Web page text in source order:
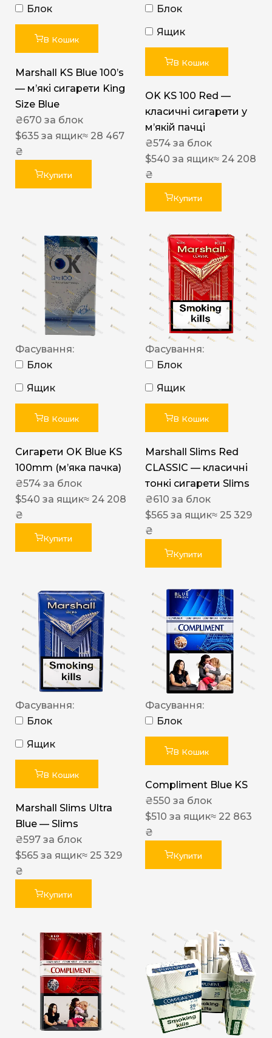
Блок
В Кошик
Marshall KS Blue 100’s
— м’які сигарети King
Size Blue
₴670 за блок
$635 за ящик≈ 28 467
₴
Купити
Блок
Ящик
В Кошик
OK KS 100 Red —
класичні сигарети у
м’якій пачці
₴574 за блок
$540 за ящик≈ 24 208
₴
Купити
Фасування:
Блок
Ящик
В Кошик
Сигарети OK Blue KS
100mm (м’яка пачка)
₴574 за блок
$540 за ящик≈ 24 208
₴
Купити
Фасування:
Блок
Ящик
В Кошик
Marshall Slims Red
CLASSIC — класичні
тонкі сигарети Slims
₴610 за блок
$565 за ящик≈ 25 329
₴
Купити
Фасування:
Блок
Ящик
В Кошик
Marshall Slims Ultra
Blue — Slims
₴597 за блок
$565 за ящик≈ 25 329
₴
Купити
Фасування:
Блок
В Кошик
Compliment Blue KS
₴550 за блок
$510 за ящик≈ 22 863
₴
Купити